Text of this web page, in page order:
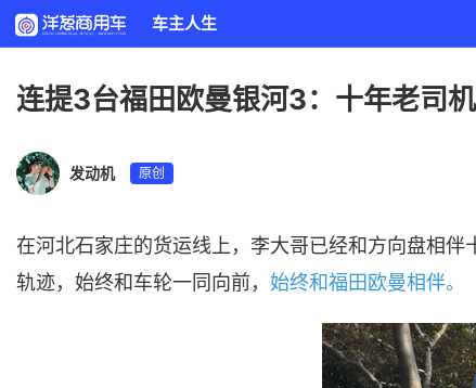
车主人生
连提3台福田欧曼银河3：十年老司
发动机 原创
在河北石家庄的货运线上，李大哥已经和方向盘相
轨迹，始终和车轮一同向前， 始终和福田欧曼相伴。